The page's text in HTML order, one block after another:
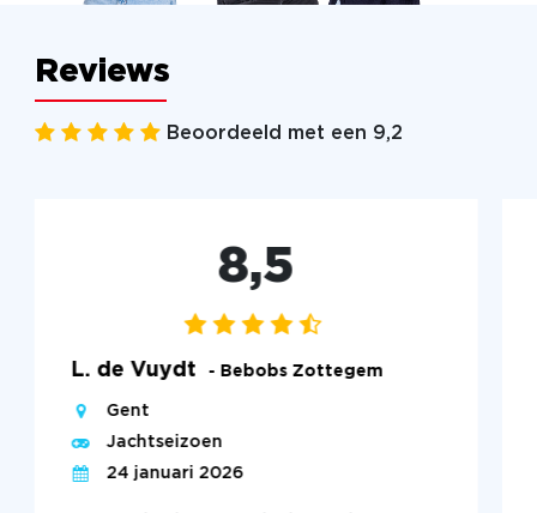
Reviews
Beoordeeld met een 9,2
8,5
L. de Vuydt - Bebobs Zottegem
Gent
Jachtseizoen
24 januari 2026